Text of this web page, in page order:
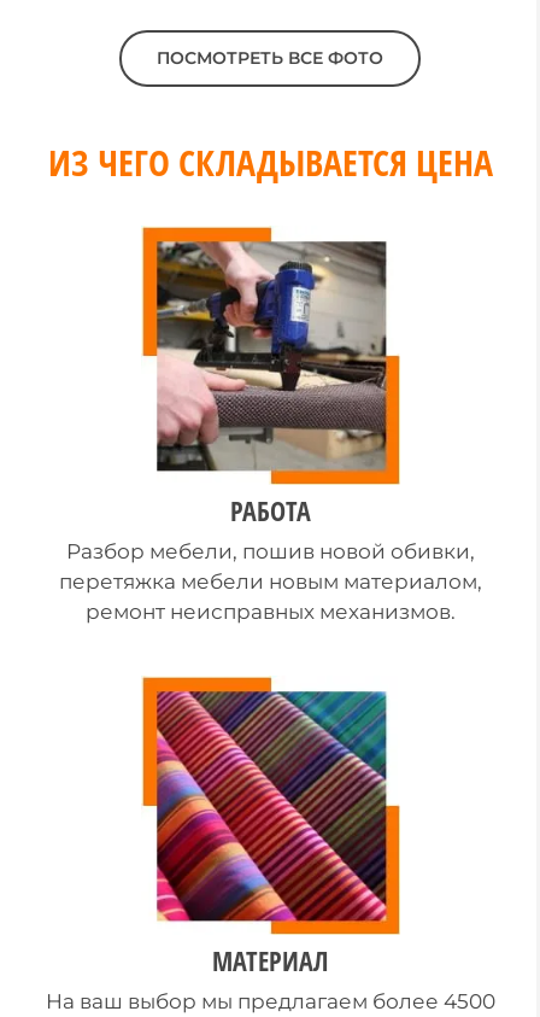
ПОСМОТРЕТЬ ВСЕ ФОТО
ИЗ ЧЕГО СКЛАДЫВАЕТСЯ ЦЕНА
РАБОТА
Разбор мебели, пошив новой обивки,
перетяжка мебели новым материалом,
ремонт неисправных механизмов.
МАТЕРИАЛ
На ваш выбор мы предлагаем более 4500